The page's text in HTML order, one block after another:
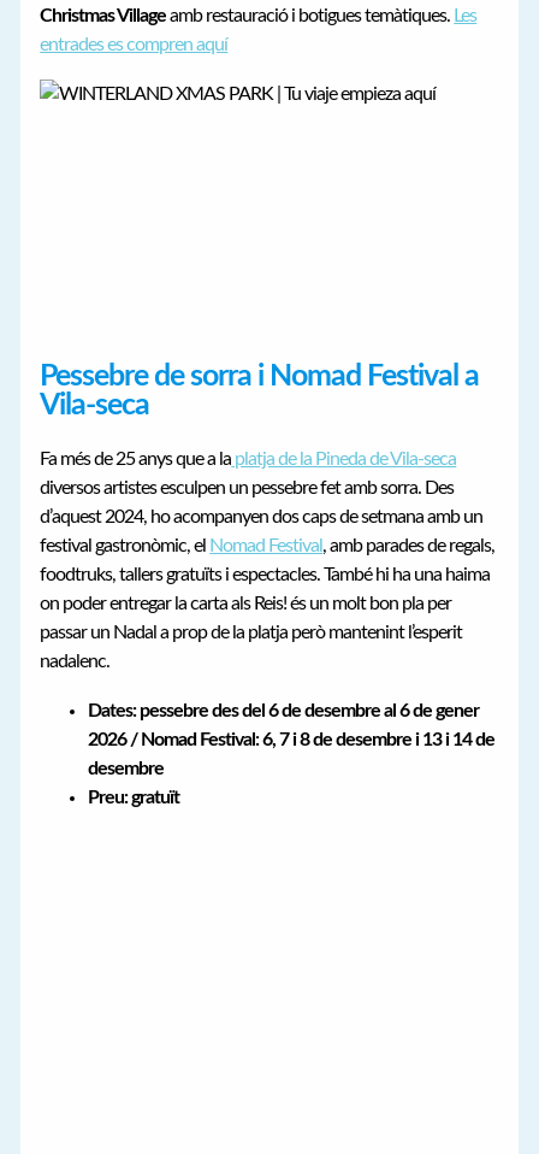
Christmas Villageamb restauració i botigues temàtiques. Les
entrades es compren aquí
Pessebre de sorra i Nomad Festival a
Vila-seca
Fa més de 25 anys que a la platja de la Pineda de Vila-seca
diversos artistes esculpen un pessebre fet amb sorra. Des
d’aquest 2024, ho acompanyen dos caps de setmana amb un
festival gastronòmic, el Nomad Festival , amb parades de regals,
foodtruks, tallers gratuïts i espectacles. També hi ha una haima
on poder entregar la carta als Reis! és un molt bon pla per
passar un Nadal a prop de la platja però mantenint l’esperit
nadalenc.
Dates: pessebre des del 6 de desembre al 6 de gener
2026 / Nomad Festival: 6, 7 i 8 de desembre i 13 i 14 de
desembre
Preu: gratuït